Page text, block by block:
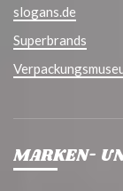
slogans.de
Superbrands
MARKEN-